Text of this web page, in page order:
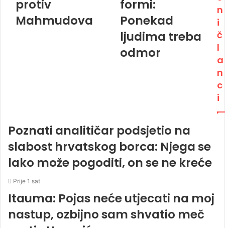
protiv
Mahmudova
formi:
Ponekad
ljudima treba
odmor
n
i
č
l
a
n
c
i
Poznati analitičar podsjetio na
slabost hrvatskog borca: Njega se
lako može pogoditi, on se ne kreće
Prije 1 sat
Itauma: Pojas neće utjecati na moj
nastup, ozbijno sam shvatio meč